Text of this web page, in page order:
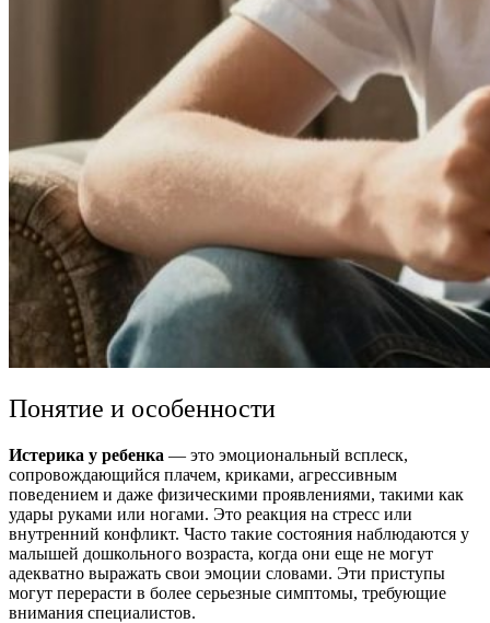
Понятие и особенности
Истерика у ребенка — это эмоциональный всплеск,
сопровождающийся плачем, криками, агрессивным
поведением и даже физическими проявлениями, такими как
удары руками или ногами. Это реакция на стресс или
внутренний конфликт. Часто такие состояния наблюдаются у
малышей дошкольного возраста, когда они еще не могут
адекватно выражать свои эмоции словами. Эти приступы
могут перерасти в более серьезные симптомы, требующие
внимания специалистов.